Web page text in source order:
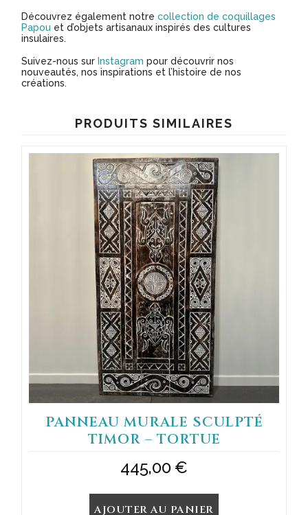
Découvrez également notrecollection de coquillages
Papou et d’objets artisanaux inspirés des cultures
insulaires.
Suivez-nous sur Instagram pour découvrir nos
nouveautés, nos inspirations et l’histoire de nos
créations.
PRODUITS SIMILAIRES
PANNEAU MURALE SCULPTÉ
TIMOR – TORTUE
445,00€
AJOUTER AU PANIER